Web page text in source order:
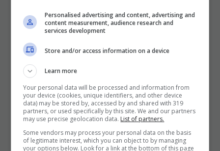
I Pro E I Contro Di Una Nuova Moda
Che Punta A Cambiare Il Tabacco
Per Sempre
25 Novembre 2025
Personalised advertising and content, advertising and
content measurement, audience research and
services development
Store and/or access information on a device
Learn more
Your personal data will be processed and information from
your device (cookies, unique identifiers, and other device
data) may be stored by, accessed by and shared with 319
partners, or used specifically by this site. We and our partners
may use precise geolocation data. List of partners.
Some vendors may process your personal data on the basis
of legitimate interest, which you can object to by managing
your options below. Look for a link at the bottom of this page